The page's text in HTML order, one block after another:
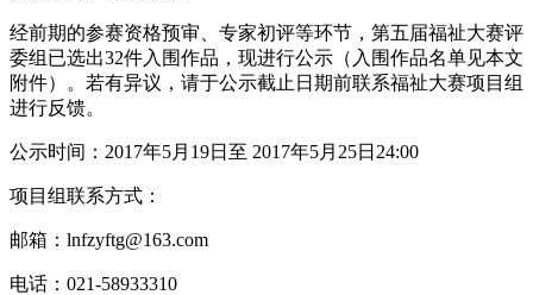
经前期的参赛资格预审、专家初评等环节，第五届福祉大赛评
委组已选出32件入围作品，现进行公示（入围作品名单见本文
附件）。若有异议，请于公示截止日期前联系福祉大赛项目组
进行反馈。
公示时间：2017年5月19日至 2017年5月25日24:00
项目组联系方式：
邮箱：lnfzyftg@163.com
电话：021-58933310